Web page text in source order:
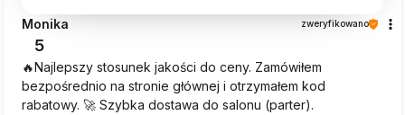
Monika zweryfikowano
5
🔥Najlepszy stosunek jakości do ceny. Zamówiłem
bezpośrednio na stronie głównej i otrzymałem kod
rabatowy. 🚀 Szybka dostawa do salonu (parter).